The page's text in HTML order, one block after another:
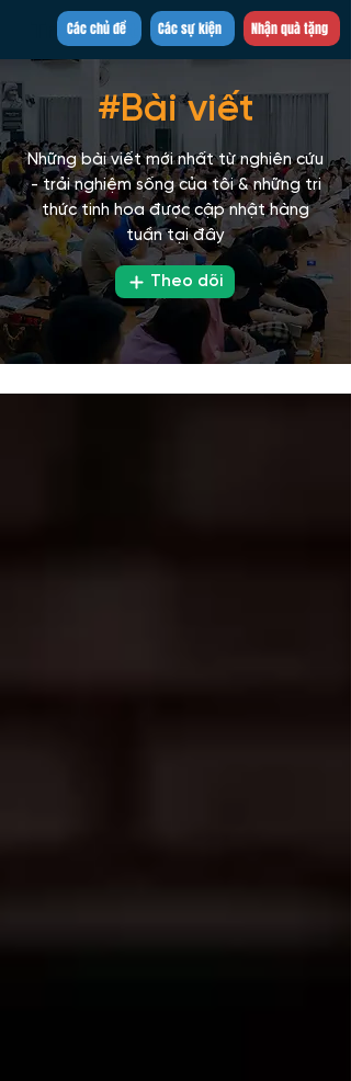
Trần Việt Quân
Các sự kiện
Các chủ đề Nhận quà tặng
#Bài viết
Những bài viết mới nhất từ nghiên cứu
- trải nghiệm sống của tôi & những tri
thức tinh hoa được cập nhật hàng
tuần tại đây
Theo dõi